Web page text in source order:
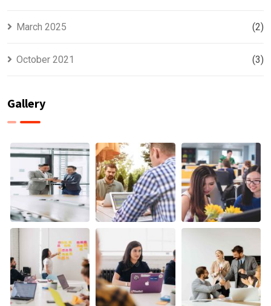
March 2025 (2)
October 2021 (3)
Gallery